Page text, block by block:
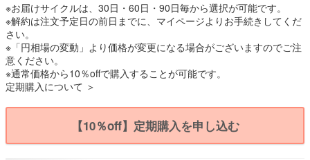
※お届けサイクルは、30日・60日・90日毎から選択が可能です。
※解約は注文予定日の前日までに、マイページよりお手続きしてくだ
さい。
※「円相場の変動」より価格が変更になる場合がございますのでご注
意ください。
※通常価格から10％offで購入することが可能です。
定期購入について ＞
【10％off】定期購入を申し込む